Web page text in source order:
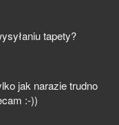
tapety?
jak narazie trudno
:-))